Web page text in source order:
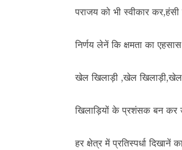
पराजय को भी स्वीकार
निर्णय लेनें कि क्षमता का
खेल खिलाड़ी ,खेल
खिलाड़ियों के प्रशंसक बन कर
हर क्षेत्र में प्रतिस्पर्धा